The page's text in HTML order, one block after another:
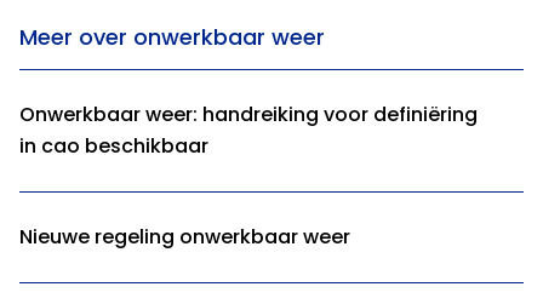
Meer over onwerkbaar weer
Onwerkbaar weer: handreiking voor definiëring
in cao beschikbaar
Nieuwe regeling onwerkbaar weer